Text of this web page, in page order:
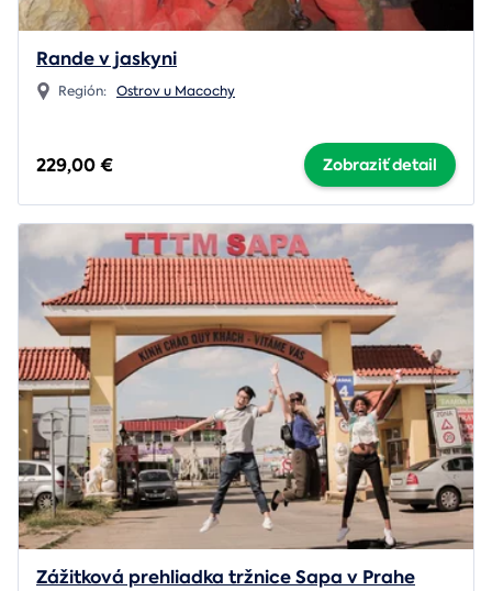
Rande v jaskyni
Región: Ostrov u Macochy
229,00 € Zobraziť detail
Zážitková prehliadka tržnice Sapa v Prahe